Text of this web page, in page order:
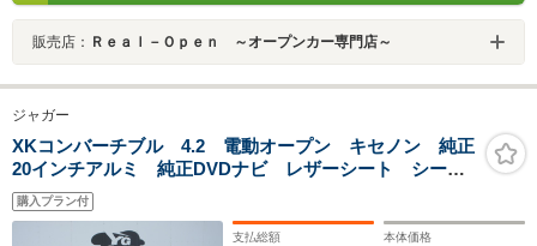
販売店： Ｒｅａｌ－Ｏｐｅｎ ～オープンカー専門店～
ジャガー
XKコンバーチブル 4.2 電動オープン キセノン 純正
20インチアルミ 純正DVDナビ レザーシート シート
ヒーター パワーシート 電動パーキング クルーズコ
ントロール プッシュスタート ETC
購入プラン付
支払総額 本体価格